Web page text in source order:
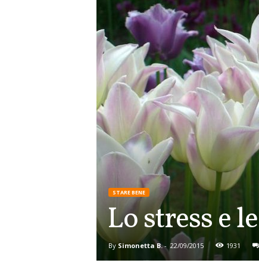
STARE BENE
Lo stress e
By Simonetta B.- 22/09/2015 1931